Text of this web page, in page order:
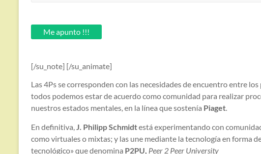
email.
Me apunto !!!
[/su_note] [/su_animate]
Las 4Ps se corresponden con las necesidades de encuentro entre
todos podemos estar de acuerdo como comunidad para realizar
nuestros estados mentales, en la línea que sostenía Piaget.
En definitiva,J. Philipp Schmidtestá experimentando con
como virtuales o mixtas; y las une mediante la tecnología en forma
tecnológico» que denomina P2PU, Peer 2 Peer University